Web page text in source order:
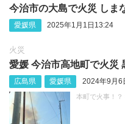
今治市の大島で火災 しま
愛媛県 2025年1月1日13:24
火災
愛媛 今治市高地町で火災
広島県 愛媛県 2024年9月6
本町で火事！